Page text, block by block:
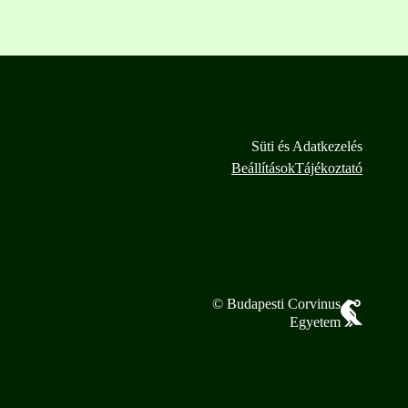
Süti és Adatkezelés
BeállításokTájékoztató
© Budapesti Corvinus
Egyetem